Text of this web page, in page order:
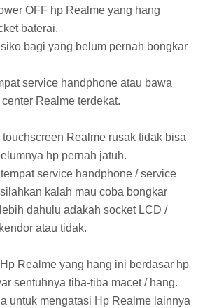
OFF hp Realme yang hang
baterai.
bagi yang belum pernah bongkar
service handphone atau bawa
Realme terdekat.
Realme rusak tidak bisa
hp pernah jatuh.
service handphone / service
kalah mau coba bongkar
dahulu adakah socket LCD /
atau tidak.
Realme yang hang ini berdasar hp
sentuhnya tiba-tiba macet / hang.
untuk mengatasi Hp Realme lainnya